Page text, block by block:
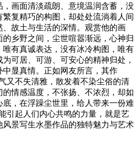
画面清淡疏朗、意境温润含蓄，没
复精巧的构图，却处处流淌着人间
故土与生活的深情。观赏他的画
乡野之间，尘世喧嚣渐远，心神归
有真诚表达，没有冰冷构图，唯有
可居、可游、可安心的精神归处，
显真情。正如网友所言，其作
又不失清雅，散发着不染尘俗的清
情感温度，不张扬、不浓烈，却如
，在浮躁尘世里，给人带来一份难
引起人们内心共鸣的力量，就是艺
景写生水墨作品的独特魅力与艺术